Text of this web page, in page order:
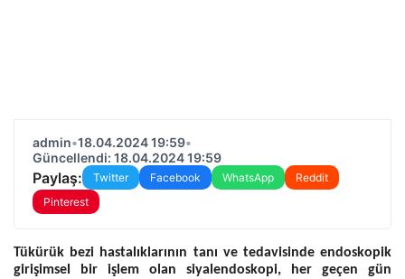
admin•18.04.2024 19:59•
Güncellendi: 18.04.2024 19:59
Paylaş: Twitter Facebook WhatsApp
Reddit
Pinterest
Tükürük bezi hastalıklarının tanı ve tedavisinde endoskopik
girişimsel bir işlem olan siyalendoskopi, her geçen gün